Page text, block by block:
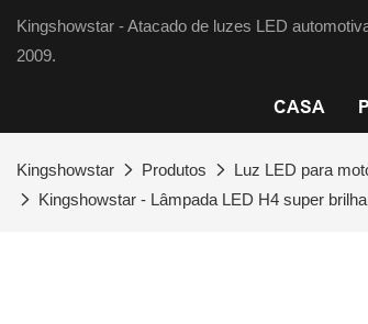
Kingshowstar - Atacado de luzes LED
2009.
CASA
Kingshowstar Produtos Luz LED para
Kingshowstar - Lâmpada LED H4 super